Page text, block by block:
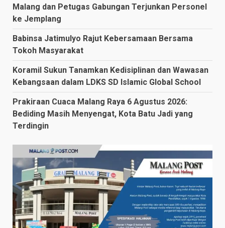
Malang dan Petugas Gabungan Terjunkan Personel
ke Jemplang
Babinsa Jatimulyo Rajut Kebersamaan Bersama
Tokoh Masyarakat
Koramil Sukun Tanamkan Kedisiplinan dan Wawasan
Kebangsaan dalam LDKS SD Islamic Global School
Prakiraan Cuaca Malang Raya 6 Agustus 2026:
Bediding Masih Menyengat, Kota Batu Jadi yang
Terdingin